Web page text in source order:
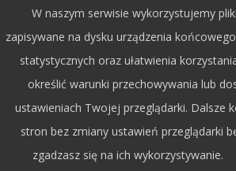
Śledź nas na
W naszym serwisie wykorzystujemy
zapisywane na dysku urządzenia
statystycznych oraz ułatwienia
określić warunki przechowywania lub
ustawieniach Twojej przeglądarki. Dalsze
stron bez zmiany ustawień przeglądarki
zgadzasz się na ich wykorzystywanie.